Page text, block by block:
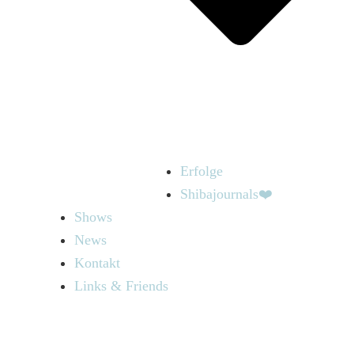
Erfolge
Shibajournals❤️
Shows
News
Kontakt
Links & Friends